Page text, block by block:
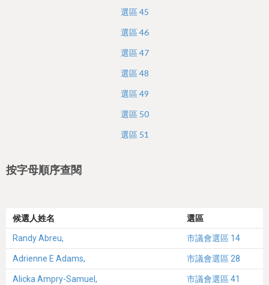
選區45
選區46
選區47
選區48
選區49
選區 50
選區 51
按字母順序查閱
候選人姓名 選區
Randy Abreu, 市議會選區 14
Adrienne E Adams, 市議會選區 28
Alicka Ampry-Samuel, 市議會選區 41